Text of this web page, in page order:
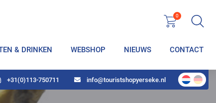
& DRINKEN WEBSHOP NIEUWS CONTACT
0
+31(0)113-750711 info@touristshopyerseke.nl